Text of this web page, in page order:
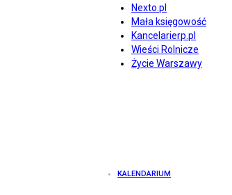
Nexto.pl
Mała księgowość
Kancelarierp.pl
Wieści Rolnicze
Życie Warszawy
KALENDARIUM